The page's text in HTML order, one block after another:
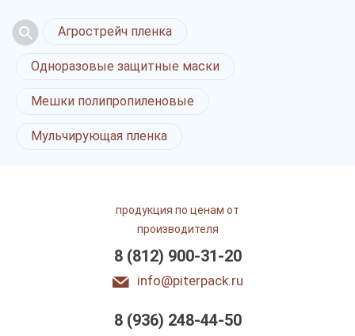
Агрострейч пленка
Одноразовые защитные маски
Мешки полипропиленовые
Мульчирующая пленка
продукция по ценам от
производителя
8 (812) 900-31-20
info@piterpack.ru
8 (936) 248-44-50